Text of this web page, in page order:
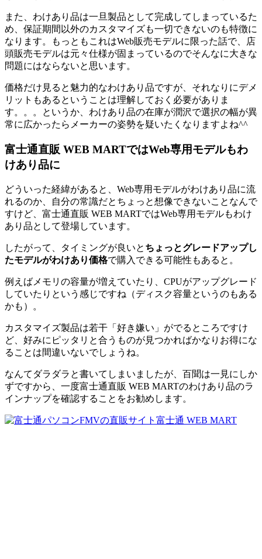
また、わけあり品は一旦製品として完成してしまっているた
め、保証期間以外のカスタマイズも一切できないのも特徴に
なります。もっともこれはWeb販売モデルに限った話で、店
頭販売モデルは元々仕様が固まっているのでそんなに大きな
問題にはならないと思います。
価格だけ見ると魅力的なわけあり品ですが、それなりにデメ
リットもあるということは理解しておく必要がありま
す。。。というか、わけあり品の在庫が潤沢で選択の幅が異
常に広かったらメーカーの姿勢を疑いたくなりますよね^^
富士通直販 WEB MARTではWeb専用モデルもわ
けあり品に
どういった経緯があると、Web専用モデルがわけあり品に流
れるのか、自分の常識だとちょっと想像できないことなんで
すけど、富士通直販 WEB MARTではWeb専用モデルもわけ
あり品として登場しています。
したがって、タイミングが良いと ちょっとグレードアップし
たモデルがわけあり価格で購入できる可能性もあると。
例えばメモリの容量が増えていたり、CPUがアップグレード
していたりという感じですね（ディスク容量というのもある
かも）。
カスタマイズ製品は若干「好き嫌い」がでるところですけ
ど、好みにピッタリと合うものが見つかればかなりお得にな
ることは間違いないでしょうね。
なんてダラダラと書いてしまいましたが、百聞は一見にしか
ずですから、一度富士通直販 WEB MARTのわけあり品のラ
インナップを確認することをお勧めします。